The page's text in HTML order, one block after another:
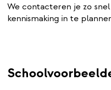
We contacteren je zo
kennismaking in te